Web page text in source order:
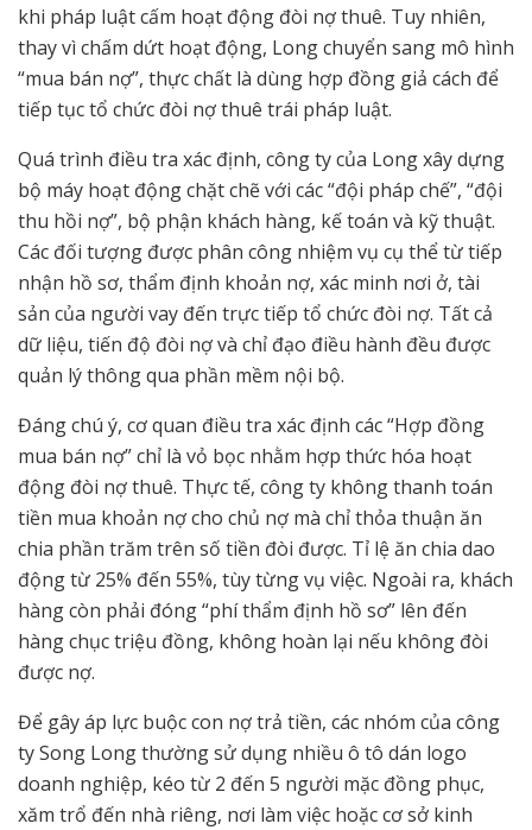
khi pháp luật cấm hoạt động đòi nợ thuê. Tuy nhiên,
thay vì chấm dứt hoạt động, Long chuyển sang mô hình
“mua bán nợ”, thực chất là dùng hợp đồng giả cách để
tiếp tục tổ chức đòi nợ thuê trái pháp luật.
Quá trình điều tra xác định, công ty của Long xây dựng
bộ máy hoạt động chặt chẽ với các “đội pháp chế”, “đội
thu hồi nợ”, bộ phận khách hàng, kế toán và kỹ thuật.
Các đối tượng được phân công nhiệm vụ cụ thể từ tiếp
nhận hồ sơ, thẩm định khoản nợ, xác minh nơi ở, tài
sản của người vay đến trực tiếp tổ chức đòi nợ. Tất cả
dữ liệu, tiến độ đòi nợ và chỉ đạo điều hành đều được
quản lý thông qua phần mềm nội bộ.
Đáng chú ý, cơ quan điều tra xác định các “Hợp đồng
mua bán nợ” chỉ là vỏ bọc nhằm hợp thức hóa hoạt
động đòi nợ thuê. Thực tế, công ty không thanh toán
tiền mua khoản nợ cho chủ nợ mà chỉ thỏa thuận ăn
chia phần trăm trên số tiền đòi được. Tỉ lệ ăn chia dao
động từ 25% đến 55%, tùy từng vụ việc. Ngoài ra, khách
hàng còn phải đóng “phí thẩm định hồ sơ” lên đến
hàng chục triệu đồng, không hoàn lại nếu không đòi
được nợ.
Để gây áp lực buộc con nợ trả tiền, các nhóm của công
ty Song Long thường sử dụng nhiều ô tô dán logo
doanh nghiệp, kéo từ 2 đến 5 người mặc đồng phục,
xăm trổ đến nhà riêng, nơi làm việc hoặc cơ sở kinh